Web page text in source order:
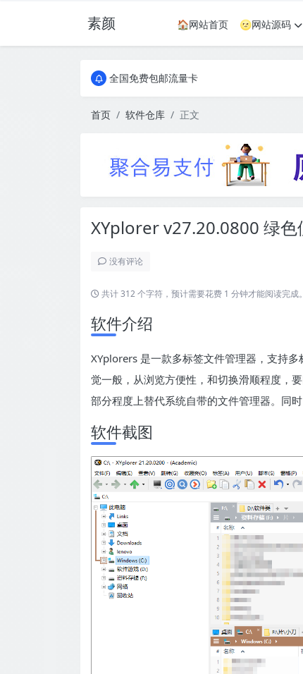
素颜 🏠网站首页 🌝网站源码
全国免费包邮流量卡
全国免费包邮流量卡
首页
软件仓库 正文
XYplorer v27.20.0800 绿色
没有评论
共计 312 个字符，预计需要花费 1 分钟才能阅读完成。
软件介绍
XYplorers 是一款多标签文件管理器，支持
觉一般，从浏览方便性，和切换滑顺程度，
部分程度上替代系统自带的文件管理器。同
软件截图